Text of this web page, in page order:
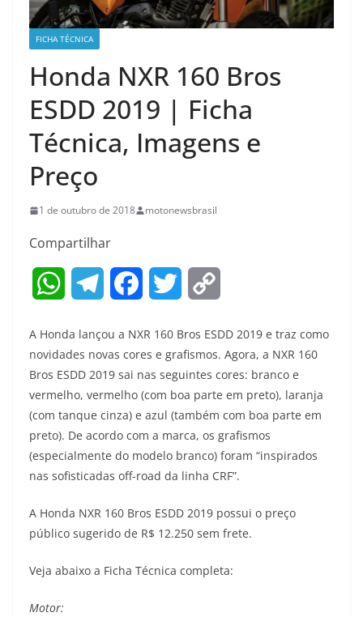
FICHA TÉCNICA
Honda NXR 160 Bros
ESDD 2019 | Ficha
Técnica, Imagens e
Preço
1 de outubro de 2018 motonewsbrasil
Compartilhar
W
a
t
s
A
p
p
l
e
g
r
a
m
c
e
b
o
o
k
i
t
t
e
r
p
y
L
i
n
k
A Honda lançou a NXR 160 Bros ESDD 2019 e traz como
novidades novas cores e grafismos. Agora, a NXR 160
Bros ESDD 2019 sai nas seguintes cores: branco e
vermelho, vermelho (com boa parte em preto), laranja
(com tanque cinza) e azul (também com boa parte em
preto). De acordo com a marca, os grafismos
(especialmente do modelo branco) foram “inspirados
nas sofisticadas off-road da linha CRF”.
A Honda NXR 160 Bros ESDD 2019 possui o preço
público sugerido de R$ 12.250 sem frete.
Veja abaixo a Ficha Técnica completa:
Motor: